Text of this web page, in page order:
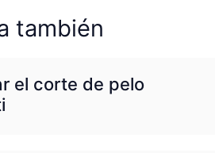
también
el corte de pelo